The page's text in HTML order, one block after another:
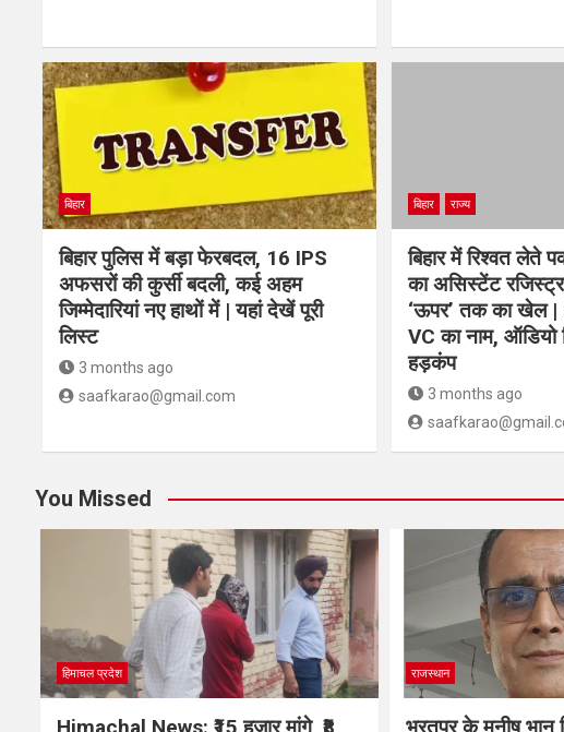
बिहार
बिहार पुलिस में बड़ा फेरबदल, 16 IPS
अफसरों की कुर्सी बदली, कई अहम
जिम्मेदारियां नए हाथों में | यहां देखें पूरी
लिस्ट
3 months ago
saafkarao@gmail.com
बिहार राज्य
बिहार में रिश्वत लेते
का असिस्टेंट
‘ऊपर’ तक का खेल |
VC का नाम, ऑडियो
हड़कंप
3 months ago
You Missed
हिमाचल प्रदेश
Himachal News: ₹15 हजार मांगे, ₹8
राजस्थान
भरतपुर के मनीष भान